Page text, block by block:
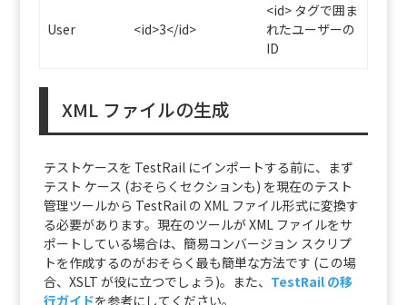
User <id>3</id>
<id> タグで囲ま
れたユーザーの
ID
XML ファイルの生成
テストケースを TestRail にインポートする前に、まず
テスト ケース (おそらくセクションも) を現在のテスト
管理ツールから TestRail の XML ファイル形式に変換す
る必要があります。現在のツールが XML ファイルをサ
ポートしている場合は、簡易コンバージョン スクリプ
トを作成するのがおそらく最も簡単な方法です (この場
合、XSLT が役に立つでしょう)。また、 TestRail の移
行ガイドを参考にしてください。